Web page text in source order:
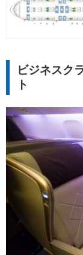
ビジネスク
ト